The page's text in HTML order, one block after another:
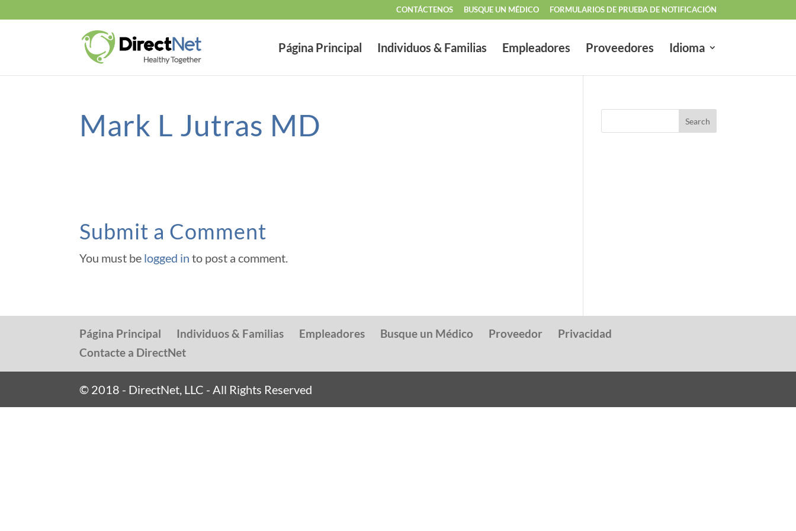
CONTÁCTENOS BUSQUE UN MÉDICO FORMULARIOS DE PRUEBA DE NOTIFICACIÓN
Página Principal Individuos & Familias Empleadores Proveedores Idioma
Mark L Jutras MD
Submit a Comment
You must be logged in to post a comment.
Página Principal Individuos & Familias Empleadores Busque un Médico Proveedor
Privacidad
Contacte a DirectNet
© 2018 - DirectNet, LLC - All Rights Reserved